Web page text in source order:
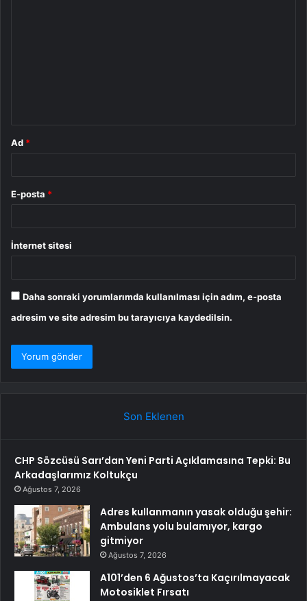
Ad *
E-posta *
İnternet sitesi
Daha sonraki yorumlarımda kullanılması için adım, e-posta
adresim ve site adresim bu tarayıcıya kaydedilsin.
Son Eklenen
CHP Sözcüsü Sarı’dan Yeni Parti Açıklamasına Tepki: Bu
Arkadaşlarımız Koltukçu
Ağustos 7, 2026
Adres kullanmanın yasak olduğu şehir:
Ambulans yolu bulamıyor, kargo
gitmiyor
Ağustos 7, 2026
A101’den 6 Ağustos’ta Kaçırılmayacak
Motosiklet Fırsatı